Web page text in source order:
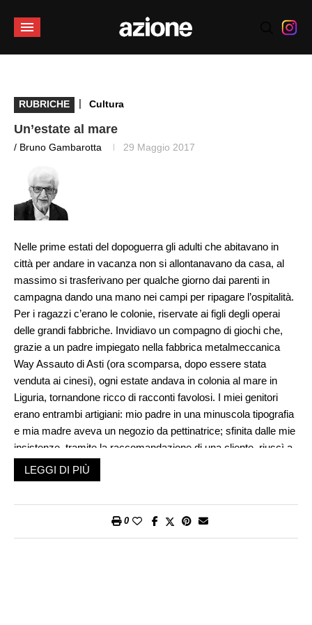
RUBRICHE | Cultura
Un’estate al mare
/ Bruno Gambarotta 29 Maggio 2017
Nelle prime estati del dopoguerra gli adulti che abitavano in
città per andare in vacanza non si allontanavano da casa, al
massimo si trasferivano per qualche giorno dai parenti in
campagna dando una mano nei campi per ripagare l’ospitalità.
Per i ragazzi c’erano le colonie, riservate ai figli degli operai
delle grandi fabbriche. Invidiavo un compagno di giochi che,
grazie a un padre impiegato nella fabbrica metalmeccanica
Way Assauto di Asti (ora scomparsa, dopo essere stata
venduta ai cinesi), ogni estate andava in colonia al mare in
Liguria, tornandone ricco di racconti favolosi. I miei genitori
erano entrambi artigiani: mio padre in una minuscola tipografia
e mia madre aveva un negozio da pettinatrice; sfinita dalle mie
insistenze, tramite la raccomandazione di una cliente, riuscì a
trovarmi un posto nella colonia marina di Arma di Taggia
gestita dall’Unione Industriali della provincia di Asti.
avevo 12 anni. Siamo andati e ritornati in treno, su vagoni
LEGGI DI PIÙ
0